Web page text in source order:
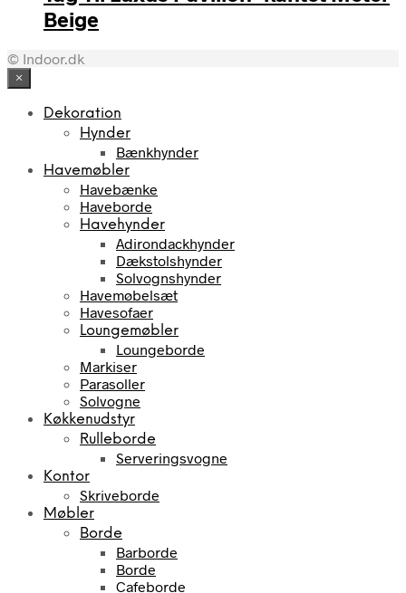
Beige
© Indoor.dk
×
Dekoration
Hynder
Bænkhynder
Havemøbler
Havebænke
Haveborde
Havehynder
Adirondackhynder
Dækstolshynder
Solvognshynder
Havemøbelsæt
Havesofaer
Loungemøbler
Loungeborde
Markiser
Parasoller
Solvogne
Køkkenudstyr
Rulleborde
Serveringsvogne
Kontor
Skriveborde
Møbler
Borde
Barborde
Borde
Cafeborde